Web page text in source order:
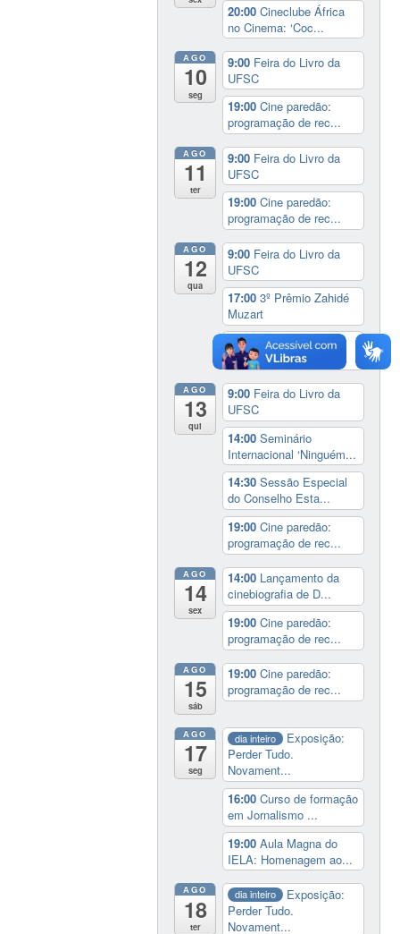
20:00Cineclube África
no Cinema: ‘Coc...
AGO
10
seg
9:00 Feira do Livro da
UFSC
19:00Cine paredão:
programação de rec...
AGO
11
ter
9:00 Feira do Livro da
UFSC
19:00Cine paredão:
programação de rec...
AGO
12
qua
9:00 Feira do Livro da
UFSC
17:003º Prêmio Zahidé
Muzart
19:00
Cine paredão:
programação de rec...
AGO
13
qui
9:00 Feira do Livro da
UFSC
14:00Seminário
Internacional ‘Ninguém...
14:30Sessão Especial
do Conselho Esta...
19:00Cine paredão:
programação de rec...
AGO
14
sex
14:00 Lançamento da
cinebiografia de D...
19:00Cine paredão:
programação de rec...
AGO
15
sáb
19:00Cine paredão:
programação de rec...
AGO
17
seg
dia inteiro
Exposição:
Perder Tudo.
Novament...
16:00Curso de formação
em Jornalismo ...
19:00Aula Magna do
IELA: Homenagem ao...
AGO
18
ter
dia inteiro
Exposição:
Perder Tudo.
Novament...